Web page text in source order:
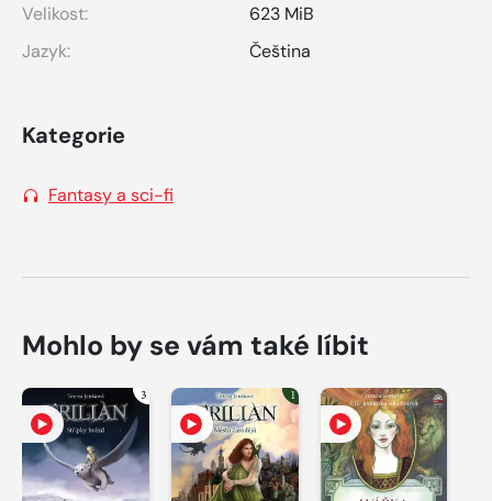
Velikost:
623 MiB
Jazyk:
Čeština
Kategorie
Fantasy a sci-fi
Mohlo by se vám také líbit